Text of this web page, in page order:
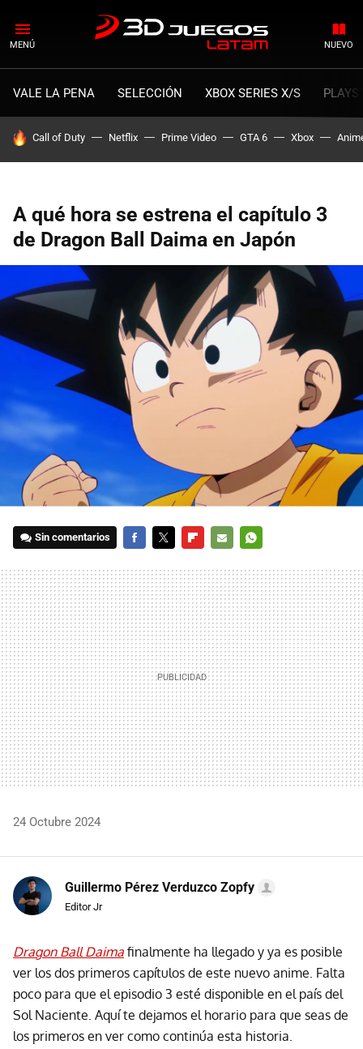
MENÚ NUEVO
VALE LA PENA SELECCIÓN XBOX SERIES X/S
HOY SE HABLA DE
Call of Duty Netflix Prime Video GTA 6 Xbox
A qué hora se estrena el capítulo 3
de Dragon Ball Daima en Japón
Sin comentarios
MAIL
24 Octubre 2024
Guillermo Pérez Verduzco Zopfy
Editor Jr
Dragon Ball Daima finalmente ha llegado y ya es posible
ver los dos primeros capítulos de este nuevo anime. Falta
poco para que el episodio 3 esté disponible en el país del
Sol Naciente. Aquí te dejamos el horario para que seas de
los primeros en ver como continúa esta historia.